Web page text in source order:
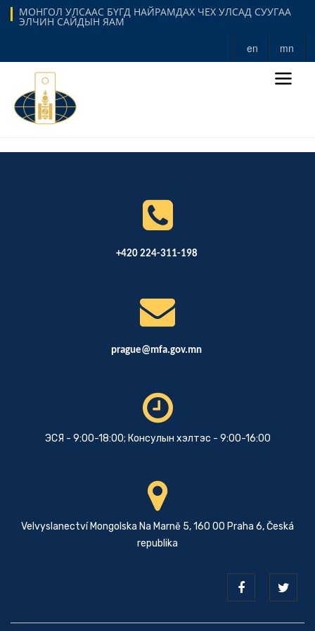
МОНГОЛ УЛСААС БҮГД НАЙРАМДАХ ЧЕХ УЛСАД СУУГАА
ЭЛЧИН САЙДЫН ЯАМ
en mn
+420 224-311-198
prague@mfa.gov.mn
ЭСЯ - 9:00-18:00; Консулын хэлтэс - 9:00-16:00
Velvyslanectví Mongolska Na Marně 5, 160 00 Praha 6, Česká
republika